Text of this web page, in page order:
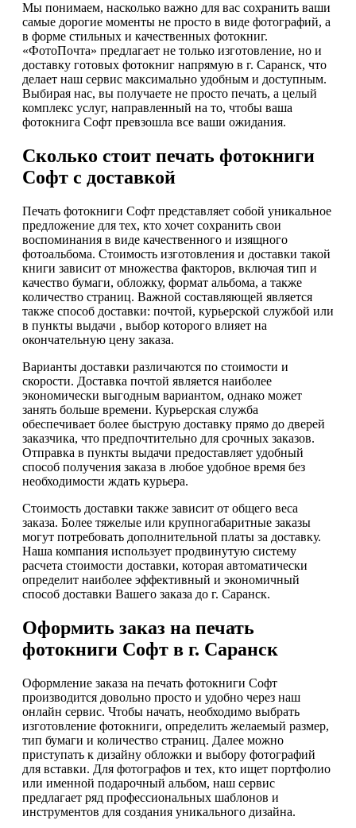
Мы понимаем, насколько важно для вас сохранить ваши
самые дорогие моменты не просто в виде фотографий, а
в форме стильных и качественных фотокниг.
«ФотоПочта» предлагает не только изготовление, но и
доставку готовых фотокниг напрямую в г. Саранск, что
делает наш сервис максимально удобным и доступным.
Выбирая нас, вы получаете не просто печать, а целый
комплекс услуг, направленный на то, чтобы ваша
фотокнига Софт превзошла все ваши ожидания.
Сколько стоит печать фотокниги
Софт с доставкой
Печать фотокниги Софт представляет собой уникальное
предложение для тех, кто хочет сохранить свои
воспоминания в виде качественного и изящного
фотоальбома. Стоимость изготовления и доставки такой
книги зависит от множества факторов, включая тип и
качество бумаги, обложку, формат альбома, а также
количество страниц. Важной составляющей является
также способ доставки: почтой, курьерской службой или
в пункты выдачи , выбор которого влияет на
окончательную цену заказа.
Варианты доставки различаются по стоимости и
скорости. Доставка почтой является наиболее
экономически выгодным вариантом, однако может
занять больше времени. Курьерская служба
обеспечивает более быструю доставку прямо до дверей
заказчика, что предпочтительно для срочных заказов.
Отправка в пункты выдачи предоставляет удобный
способ получения заказа в любое удобное время без
необходимости ждать курьера.
Стоимость доставки также зависит от общего веса
заказа. Более тяжелые или крупногабаритные заказы
могут потребовать дополнительной платы за доставку.
Наша компания использует продвинутую систему
расчета стоимости доставки, которая автоматически
определит наиболее эффективный и экономичный
способ доставки Вашего заказа до г. Саранск.
Оформить заказ на печать
фотокниги Софт в г. Саранск
Оформление заказа на печать фотокниги Софт
производится довольно просто и удобно через наш
онлайн сервис. Чтобы начать, необходимо выбрать
изготовление фотокниги, определить желаемый размер,
тип бумаги и количество страниц. Далее можно
приступать к дизайну обложки и выбору фотографий
для вставки. Для фотографов и тех, кто ищет портфолио
или именной подарочный альбом, наш сервис
предлагает ряд профессиональных шаблонов и
инструментов для создания уникального дизайна.